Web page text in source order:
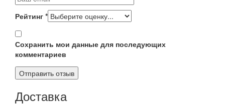
Рейтинг *
Сохранить мои данные для последующих
комментариев
Доставка